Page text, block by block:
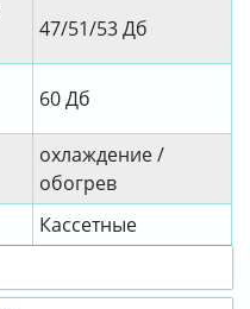
47/51/53 Дб
60 Дб
охлаждение /
обогрев
Кассетные